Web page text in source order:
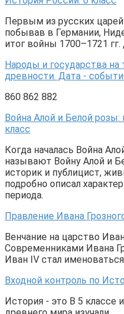
Первым из русских
побывав в Германии,
итог войны 1700–1721
Народы и государства
древности. Дата -
860 862 882
Война Алой и Белой
класс
Когда началась Война
называют Войну Алой и
историк и публицист,
подробно описал
периода.
Правление Ивана
Венчание на царство
Современниками Ивана
Иван IV стал именоваться
Входной контроль по
История - это В 5 классе